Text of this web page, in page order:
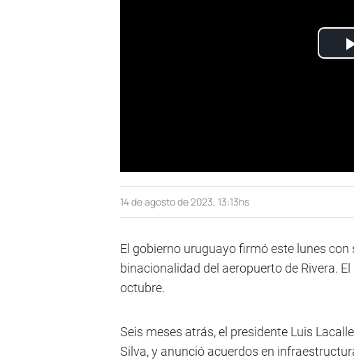
14 de agosto de 2023, 13:13hs
El gobierno uruguayo firmó este lunes
binacionalidad del aeropuerto de Rivera.
octubre.
Seis meses atrás, el presidente Luis
Silva, y anunció acuerdos en